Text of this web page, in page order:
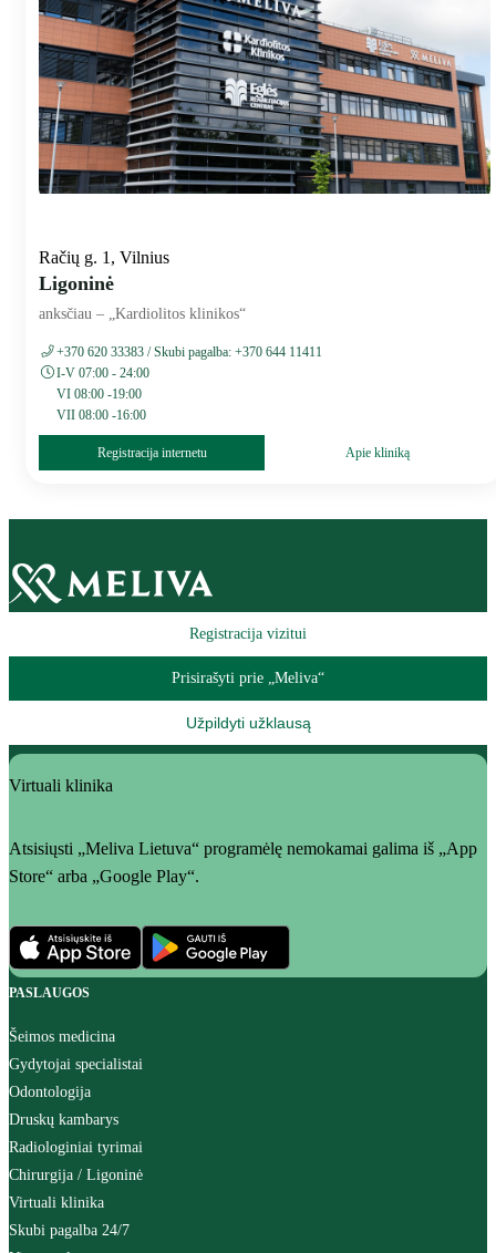
Račių g. 1, Vilnius
Ligoninė
anksčiau – „Kardiolitos klinikos“
+370 620 33383 / Skubi pagalba: +370 644 11411
I-V 07:00 - 24:00
VI 08:00 -19:00
VII 08:00 -16:00
Registracija internetu Apie kliniką
Registracija vizitui
Prisirašyti prie „Meliva“
Užpildyti užklausą
Virtuali klinika
Atsisiųsti „Meliva Lietuva“ programėlę nemokamai galima iš „App
Store“ arba „Google Play“.
PASLAUGOS
Šeimos medicina
Gydytojai specialistai
Odontologija
Druskų kambarys
Radiologiniai tyrimai
Chirurgija / Ligoninė
Virtuali klinika
Skubi pagalba 24/7